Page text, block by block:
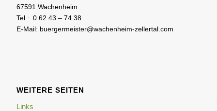
67591 Wachenheim
Tel.: 0 62 43 – 74 38
E-Mail: buergermeister@wachenheim-zellertal.com
WEITERE SEITEN
Links